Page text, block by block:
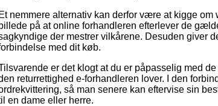
Et nemmere alternativ kan derfor være at kigge
billede på at online forhandleren efterlever de
der mestrer vilkårene. Desuden giver
med dit køb.
er det klogt at du er påpasselig med
returrettighed e-forhandleren lover. I den
så man senere kan eftervise sin
en dame eller herre.